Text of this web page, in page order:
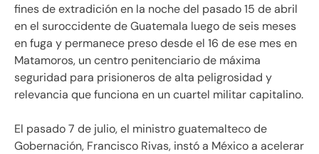
fines de extradición en la noche del pasado 15 de abril
en el suroccidente de Guatemala luego de seis meses
en fuga y permanece preso desde el 16 de ese mes en
Matamoros, un centro penitenciario de máxima
seguridad para prisioneros de alta peligrosidad y
relevancia que funciona en un cuartel militar capitalino.
El pasado 7 de julio, el ministro guatemalteco de
Gobernación, Francisco Rivas, instó a México a acelerar